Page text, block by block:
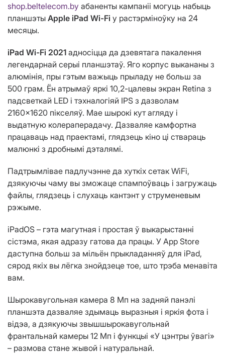
shop.beltelecom.by абаненты кампаніі могуць набыць
планшэты Apple iPad Wi-Fi у растэрміноўку на 24
месяцы.
iPad Wi-Fi 2021 адносіцца да дзевятага пакалення
легендарнай серыі планшэтаў. Яго корпус выкананы з
алюмінія, пры гэтым важыць прыладу не больш за
500 грам. Ён атрымаў яркі 10,2-цалевы экран Retina з
падсветкай LED і тэхналогіяй IPS з дазволам
2160×1620 пікселяў. Мае шырокі кут агляду і
выдатную колераперадачу. Дазваляе камфортна
працаваць над праектамі, глядзець кіно ці ствараць
малюнкі з дробнымі дэталямі.
Падтрымлівае падлучэнне да хуткіх сетак WiFi,
дзякуючы чаму вы зможаце спампоўваць і загружаць
файлы, глядзець і слухаць кантэнт у струменевым
рэжыме.
iPadOS – гэта магутная і простая ў выкарыстанні
сістэма, якая адразу гатова да працы. У App Store
даступна больш за мільён прыкладанняў для iPad,
сярод якіх вы лёгка знойдзеце тое, што трэба менавіта
вам.
Шырокавугольная камера 8 Мп на задняй панэлі
планшэта дазваляе здымаць выразныя і яркія фота і
відэа, а дзякуючы звышшырокавугольнай
франтальнай камеры 12 Мп і функцыі «У цэнтры ўвагі»
– размова стане жывой і натуральнай.